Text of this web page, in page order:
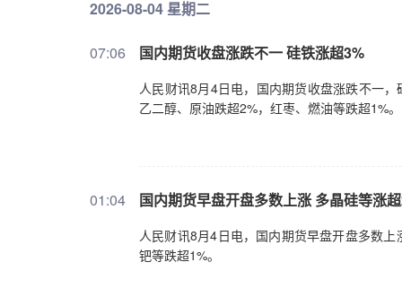
2026-08-04 星期二
07:06 国内期货收盘涨跌不一 硅铁涨超3%
人民财讯8月4日电，国内期货收盘涨跌不一
乙二醇、原油跌超2%，红枣、燃油等跌超1%。
01:04 国内期货早盘开盘多数上涨 多晶硅等涨
人民财讯8月4日电，国内期货早盘开盘多数
钯等跌超1%。